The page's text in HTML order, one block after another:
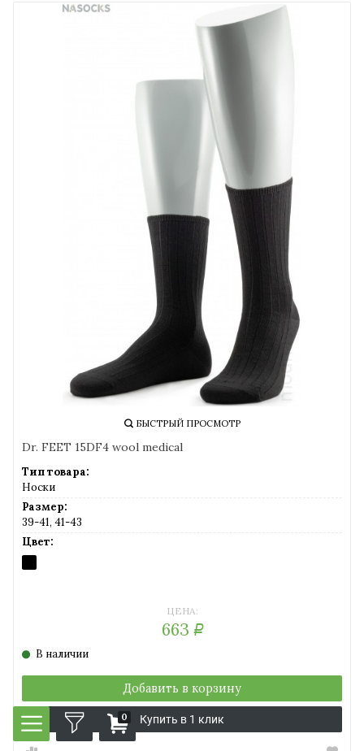
БЫСТРЫЙ ПРОСМОТР
Dr. FEET 15DF4 wool medical
Тип товара:
Носки
Размер:
39-41, 41-43
Цвет:
NERO
(черный)
ЦЕНА:
663 Р
В наличии
Добавить в корзину
Купить в 1 клик
0